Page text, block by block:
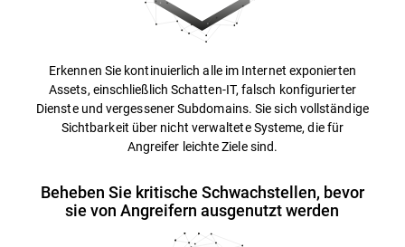
Erkennen Sie kontinuierlich alle im Internet exponierten
Assets, einschließlich Schatten-IT, falsch konfigurierter
Dienste und vergessener Subdomains. Sie sich vollständige
Sichtbarkeit über nicht verwaltete Systeme, die für
Angreifer leichte Ziele sind.
Beheben Sie kritische Schwachstellen, bevor
sie von Angreifern ausgenutzt werden